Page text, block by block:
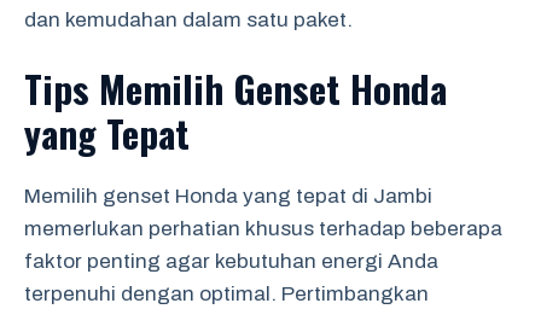
dan kemudahan dalam satu paket.
Tips Memilih Genset Honda
yang Tepat
Memilih genset Honda yang tepat di Jambi
memerlukan perhatian khusus terhadap beberapa
faktor penting agar kebutuhan energi Anda
terpenuhi dengan optimal. Pertimbangkan